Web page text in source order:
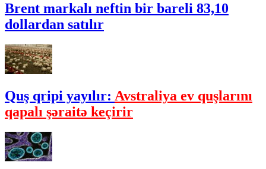
Brent markalı neftin bir bareli 83,10
dollardan satılır
Quş qripi yayılır: Avstraliya ev quşlarını
qapalı şəraitə keçirir